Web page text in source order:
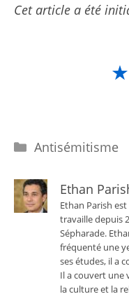
Cet article a été
Catégories
Antisémitisme
Ethan
Ethan Parish
travaille depuis
Sépharade.
fréquenté une
ses études, il a
Il a couvert une
la culture et la